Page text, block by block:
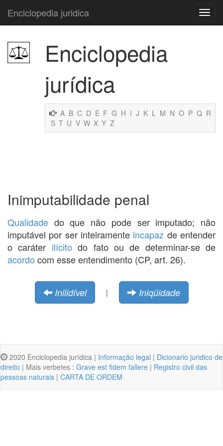
Enciclopedia juridica
Enciclopedia
jurídica
A B C D E F G H I J K L M N O P Q R
S T U V W X Y Z
Inimputabilidade penal
Qualidade do que não pode ser imputado; não
imputável por ser inteiramente incapaz de entender
o caráter ilícito do fato ou de determinar-se de
acordo com esse entendimento (CP, art. 26).
Inilidível | Iniqüidade
2020 Enciclopedia jurídica | Informação legal | Dicionario juridico de
direito | Mais verbetes : Grave est fidem fallere | Registro civil das
pessoas naturais | CARTA DE ORDEM